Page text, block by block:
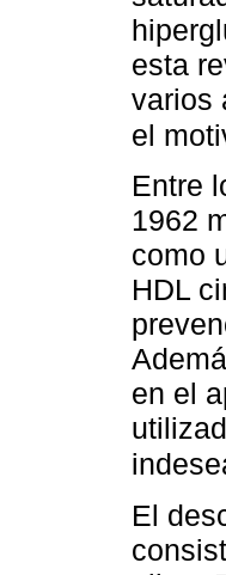
esta
varios
el
Entre
1962
como
HDL
en el
El